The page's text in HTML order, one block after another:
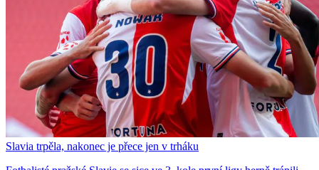
Slavia trpěla, nakonec je přece jen v trháku